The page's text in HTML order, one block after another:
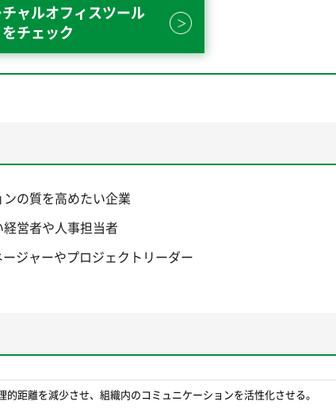
ャルオフィスツール
をチェック
の質を高めたい企業
営者や人事担当者
ジャーやプロジェクトリーダー
的距離を減少させ、組織内のコミュニケーションを活性化させる。